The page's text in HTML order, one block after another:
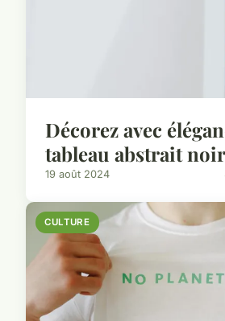
Décorez avec
tableau abstrait
19 août 2024
CULTURE